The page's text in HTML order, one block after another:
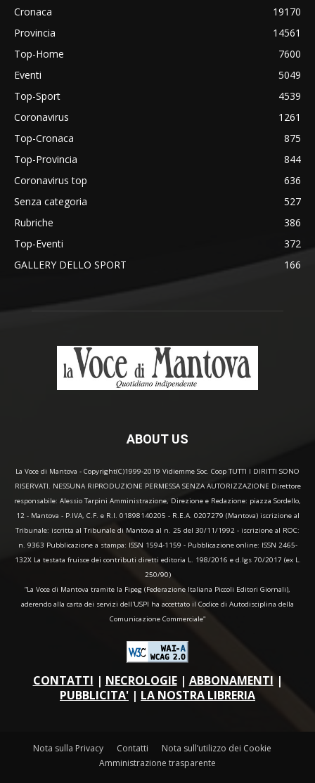
Cronaca
19170
Provincia
14561
Top-Home
7600
Eventi
5049
Top-Sport
4539
Coronavirus
1261
Top-Cronaca
875
Top-Provincia
844
Coronavirus top
636
Senza categoria
527
Rubriche
386
Top-Eventi
372
GALLERY DELLO SPORT
166
ABOUT US
La Voce di Mantova - Copyright(C)1999-2019 Vidiemme Soc. Coop TUTTI I DIRITTI SONO
RISERVATI. NESSUNA RIPRODUZIONE PERMESSA SENZA AUTORIZZAZIONE Direttore
responsabile: Alessio Tarpini Amministrazione, Direzione e Redazione: piazza Sordello,
12 - Mantova - P.IVA, C.F. e R.I. 01898140205 - R.E.A. 0207279 (Mantova) iscrizione al
Tribunale: iscritta al Tribunale di Mantova al n. 25 del 30/11/1992 - iscrizione al ROC:
n. 9363 Pubblicazione a stampa: ISSN 1594-1159 - Pubblicazione online: ISSN 2465-
132X La testata fruisce dei contributi diretti editoria L. 198/2016 e d.lgs 70/2017 (ex L.
250/90)
“La Voce di Mantova tramite la Fipeg (Federazione Italiana Piccoli Editori Giornali),
aderendo alla carta dei servizi dell'USPI ha accettato il Codice di Autodisciplina della
Comunicazione Commerciale"
CONTATTI | NECROLOGIE| ABBONAMENTI |
PUBBLICITA' | LA NOSTRA LIBRERIA
Nota sulla Privacy Contatti
Nota sull’utilizzo dei Cookie
Amministrazione trasparente